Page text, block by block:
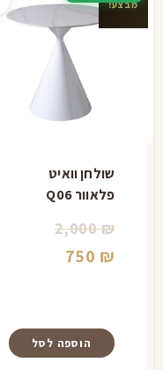
מבצע!
שולחן וואיט
פלאוור Q06
2,000₪
המחיר
750 ₪
750 ₪.
הוספה לסל